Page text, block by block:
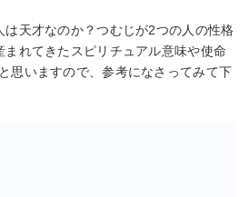
天才なのか？つむじが2つの人の性格
れてきたスピリチュアル意味や使命
思いますので、参考になさってみて下